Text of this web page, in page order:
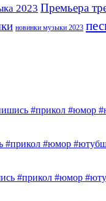
2023 Премьера
новинки музыки 2023
#прикол #юмор
#прикол #юмор
#прикол #юмор